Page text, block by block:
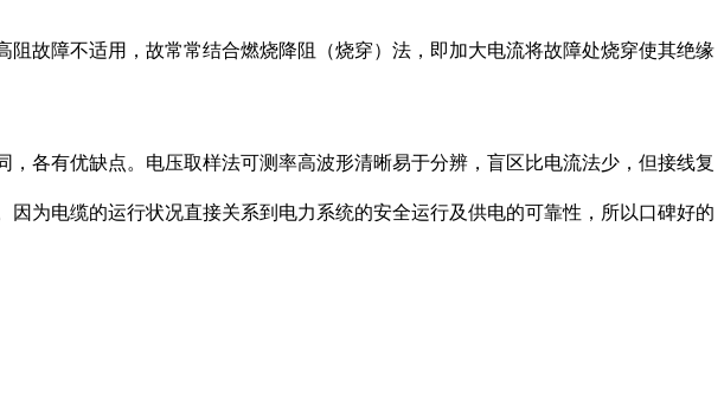
故障不适用，故常常结合燃烧降阻（烧穿）法，即加大电流将故障处烧穿使其绝缘
各有优缺点。电压取样法可测率高波形清晰易于分辨，盲区比电流法少，但接线复
为电缆的运行状况直接关系到电力系统的安全运行及供电的可靠性，所以口碑好的